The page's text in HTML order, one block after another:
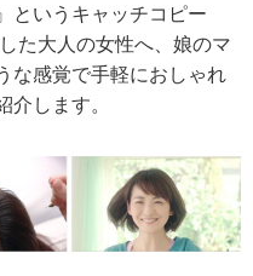
というキャッチコピー
た大人の女性へ、娘のマ
な感覚で手軽におしゃれ
介します。